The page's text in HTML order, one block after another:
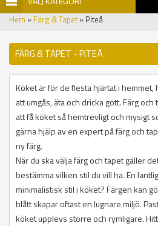
Hem » Färg & Tapet» Piteå
FÄRG & TAPET - PITEÅ
Köket är för de flesta hjärtat i hemmet,
att umgås, äta och dricka gott. Färg
att få köket så hemtrevligt och mysigt
gärna hjälp av en expert på färg och
ny färg.
När du ska välja färg och tapet gäller
bestämma vilken stil du vill ha. En
minimalistisk stil i köket? Färgen kan
blått skapar oftast en lugnare miljö.
köket upplevs större och rymligare.